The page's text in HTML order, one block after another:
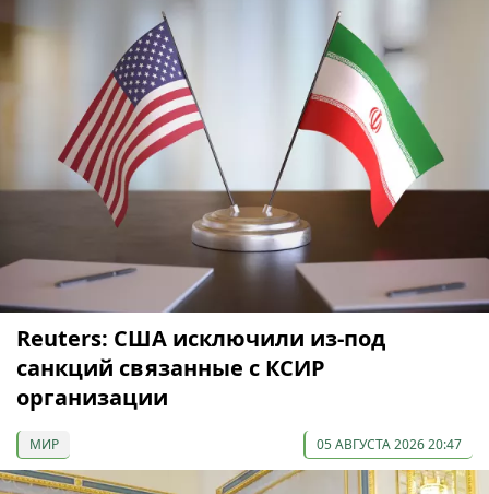
Reuters: США исключили из-под
санкций связанные с КСИР
организации
МИР 05 АВГУСТА 2026 20:47